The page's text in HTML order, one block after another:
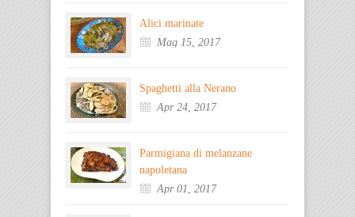
Alici marinate
Mag 15, 2017
Spaghetti alla Nerano
Apr 24, 2017
Parmigiana di melanzane
napoletana
Apr 01, 2017